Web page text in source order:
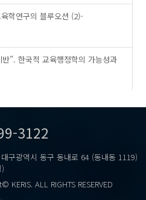
학연구의 블루오션 (2)-
”. 한국적 교육행정학의 가능성과
3122
구광역시 동구 동내로 64 (동내동 1119)
KERIS. ALL RIGHTS RESERVED